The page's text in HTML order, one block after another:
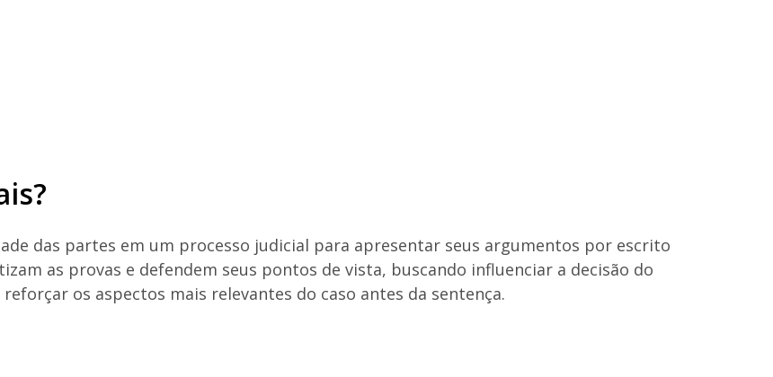
das partes em um processo judicial para apresentar seus argumentos por escrito
as provas e defendem seus pontos de vista, buscando influenciar a decisão do
os aspectos mais relevantes do caso antes da sentença.